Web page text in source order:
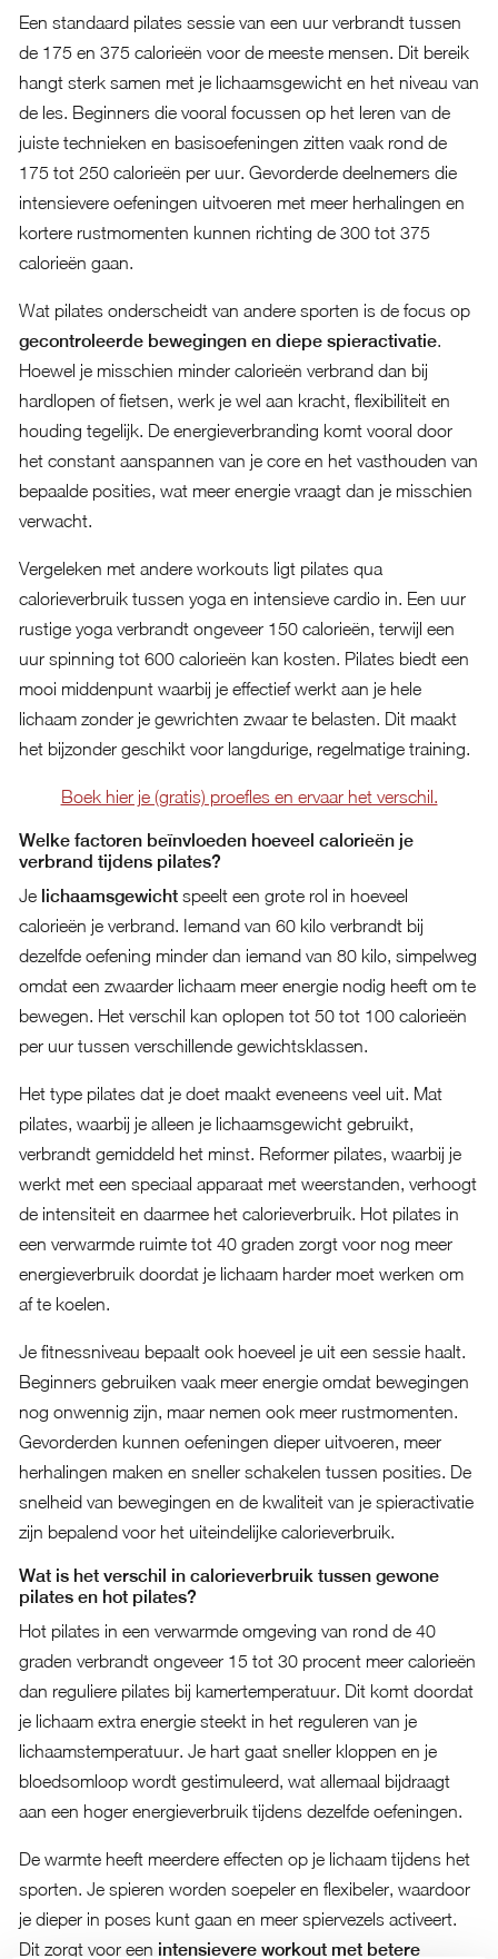
Een standaard pilates sessie van een uur verbrandt tussen
de 175 en 375 calorieën voor de meeste mensen. Dit bereik
hangt sterk samen met je lichaamsgewicht en het niveau van
de les. Beginners die vooral focussen op het leren van de
juiste technieken en basisoefeningen zitten vaak rond de
175 tot 250 calorieën per uur. Gevorderde deelnemers die
intensievere oefeningen uitvoeren met meer herhalingen en
kortere rustmomenten kunnen richting de 300 tot 375
calorieën gaan.
Wat pilates onderscheidt van andere sporten is de focus op
gecontroleerde bewegingen en diepe spieractivatie.
Hoewel je misschien minder calorieën verbrand dan bij
hardlopen of fietsen, werk je wel aan kracht, flexibiliteit en
houding tegelijk. De energieverbranding komt vooral door
het constant aanspannen van je core en het vasthouden van
bepaalde posities, wat meer energie vraagt dan je misschien
verwacht.
Vergeleken met andere workouts ligt pilates qua
calorieverbruik tussen yoga en intensieve cardio in. Een uur
rustige yoga verbrandt ongeveer 150 calorieën, terwijl een
uur spinning tot 600 calorieën kan kosten. Pilates biedt een
mooi middenpunt waarbij je effectief werkt aan je hele
lichaam zonder je gewrichten zwaar te belasten. Dit maakt
het bijzonder geschikt voor langdurige, regelmatige training.
Boek hier je (gratis) proefles en ervaar het verschil.
Welke factoren beïnvloeden hoeveel calorieën je
verbrand tijdens pilates?
Je lichaamsgewichtspeelt een grote rol in hoeveel
calorieën je verbrand. Iemand van 60 kilo verbrandt bij
dezelfde oefening minder dan iemand van 80 kilo, simpelweg
omdat een zwaarder lichaam meer energie nodig heeft om te
bewegen. Het verschil kan oplopen tot 50 tot 100 calorieën
per uur tussen verschillende gewichtsklassen.
Het type pilates dat je doet maakt eveneens veel uit. Mat
pilates, waarbij je alleen je lichaamsgewicht gebruikt,
verbrandt gemiddeld het minst. Reformer pilates, waarbij je
werkt met een speciaal apparaat met weerstanden, verhoogt
de intensiteit en daarmee het calorieverbruik. Hot pilates in
een verwarmde ruimte tot 40 graden zorgt voor nog meer
energieverbruik doordat je lichaam harder moet werken om
af te koelen.
Je fitnessniveau bepaalt ook hoeveel je uit een sessie haalt.
Beginners gebruiken vaak meer energie omdat bewegingen
nog onwennig zijn, maar nemen ook meer rustmomenten.
Gevorderden kunnen oefeningen dieper uitvoeren, meer
herhalingen maken en sneller schakelen tussen posities. De
snelheid van bewegingen en de kwaliteit van je spieractivatie
zijn bepalend voor het uiteindelijke calorieverbruik.
Wat is het verschil in calorieverbruik tussen gewone
pilates en hot pilates?
Hot pilates in een verwarmde omgeving van rond de 40
graden verbrandt ongeveer 15 tot 30 procent meer calorieën
dan reguliere pilates bij kamertemperatuur. Dit komt doordat
je lichaam extra energie steekt in het reguleren van je
lichaamstemperatuur. Je hart gaat sneller kloppen en je
bloedsomloop wordt gestimuleerd, wat allemaal bijdraagt
aan een hoger energieverbruik tijdens dezelfde oefeningen.
De warmte heeft meerdere effecten op je lichaam tijdens het
sporten. Je spieren worden soepeler en flexibeler, waardoor
je dieper in poses kunt gaan en meer spiervezels activeert.
Dit zorgt voor een intensievere workout met betere